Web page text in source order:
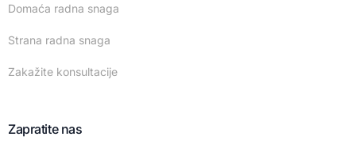
Domaća radna snaga
Strana radna snaga
Zakažite konsultacije
Zapratite nas